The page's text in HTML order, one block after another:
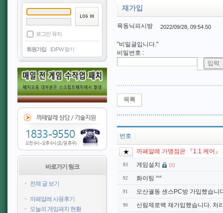
로그인 유지
회원가입 ID/PW 찾기
바로가기 링크
전체 글 보기
까페알레 사용후기
오늘의 게임패치 현황
재가입
목동닉피시방 2022/09/28, 09:54.50
"비밀글입니다."
비밀번호 :
목록
번호
까페알레 가맹점은 『1:1 케어
93 게임설치 [1]
92 화이팅 ^^
91 오산궐동 센스PC방 가입했습니
90 신림제로백 재가입했습니다. 처